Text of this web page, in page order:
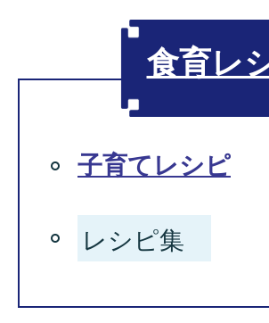
食育レ
子育てレシピ
レシピ集